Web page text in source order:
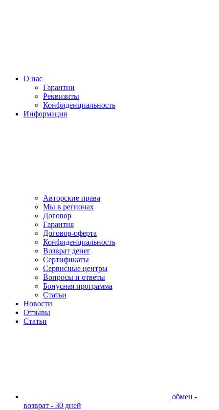
О нас
Гарантии
Реквизиты
Конфиденциальность
Информация
Авторские права
Мы в регионах
Договор
Гарантия
Договор-оферта
Конфиденциальность
Возврат денег
Сертификаты
Сервисные центры
Вопросы и ответы
Бонусная программа
Статьи
Новости
Отзывы
Статьи
обмен -
возврат - 30 дней